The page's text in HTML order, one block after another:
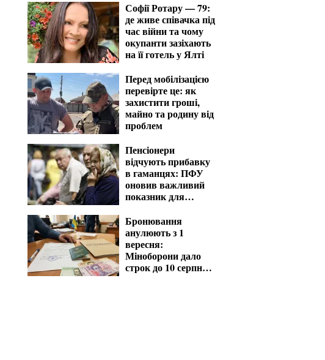
Софії Ротару — 79:
де живе співачка під
час війни та чому
окупанти зазіхають
на її готель у Ялті
Перед мобілізацією
перевірте це: як
захистити гроші,
майно та родину від
проблем
Пенсіонери
відчують прибавку
в гаманцях: ПФУ
оновив важливий
показник для
Бронювання
анулюють з 1
вересня:
Міноборони дало
строк до 10 серпня